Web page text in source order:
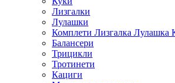
Лизгалки
Лулашки
Комплети Лизгалка Лулашка
Балансери
Трицикли
Тротинети
Кациги